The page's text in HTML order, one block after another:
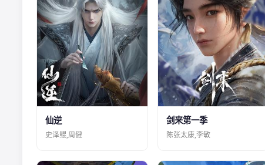
仙逆
史泽鲲,周健
剑来第一季
陈张太康,李敏